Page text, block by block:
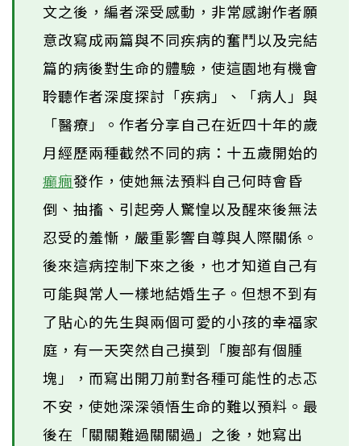
文之後，編者深受感動，非常感謝作者願
意改寫成兩篇與不同疾病的奮鬥以及完結
篇的病後對生命的體驗，使這園地有機會
聆聽作者深度探討「疾病」、「病人」與
「醫療」。作者分享自己在近四十年的歲
月經歷兩種截然不同的病：十五歲開始的
癲癇發作，使她無法預料自己何時會昏
倒、抽搐、引起旁人驚惶以及醒來後無法
忍受的羞慚，嚴重影響自尊與人際關係。
後來這病控制下來之後，也才知道自己有
可能與常人一樣地結婚生子。但想不到有
了貼心的先生與兩個可愛的小孩的幸福家
庭，有一天突然自己摸到「腹部有個腫
塊」，而寫出開刀前對各種可能性的忐忑
不安，使她深深領悟生命的難以預料。最
後在「關關難過關關過」之後，她寫出